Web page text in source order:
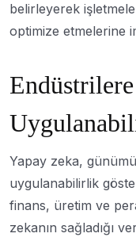
belirleyerek
optimize etmelerine
Yapay zeka,
uygulanabilirlik
finans, üretim ve
zekanın sağladığı